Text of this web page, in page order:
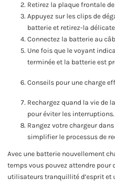
Retirez la plaque frontale
Appuyez sur les clips de
batterie et retirez-la
Connectez la batterie au
Une fois que le voyant
terminée et la batterie est
Conseils pour une charge
Rechargez quand la vie de
pour éviter les interruptions.
Rangez votre chargeur
simplifier le processus de
Avec une batterie nouvellement
temps vous pouvez attendre pour
utilisateurs tranquillité d’esprit et